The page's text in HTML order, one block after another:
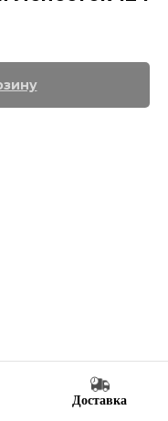
Доставка